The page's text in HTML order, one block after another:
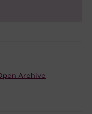
Archive